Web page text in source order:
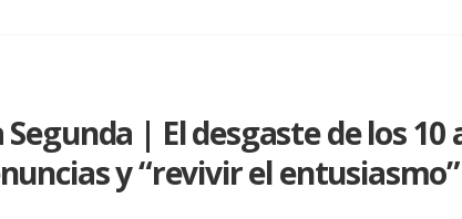
Segunda | El desgaste de los
y “revivir el entusiasmo”